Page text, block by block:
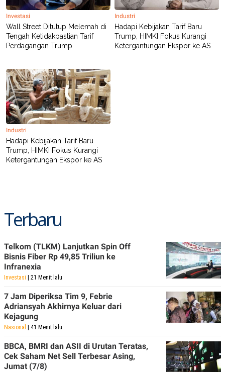
Investasi
Wall Street Ditutup Melemah di
Tengah Ketidakpastian Tarif
Perdagangan Trump
Industri
Hadapi Kebijakan Tarif Baru
Trump, HIMKI Fokus Kurangi
Ketergantungan Ekspor ke AS
Industri
Hadapi Kebijakan Tarif Baru
Trump, HIMKI Fokus Kurangi
Ketergantungan Ekspor ke AS
Terbaru
Telkom (TLKM) Lanjutkan Spin Off
Bisnis Fiber Rp 49,85 Triliun ke
Infranexia
Investasi | 21 Menit lalu
7 Jam Diperiksa Tim 9, Febrie
Adriansyah Akhirnya Keluar dari
Kejagung
Nasional | 41 Menit lalu
BBCA, BMRI dan ASII di Urutan Teratas,
Cek Saham Net Sell Terbesar Asing,
Jumat (7/8)